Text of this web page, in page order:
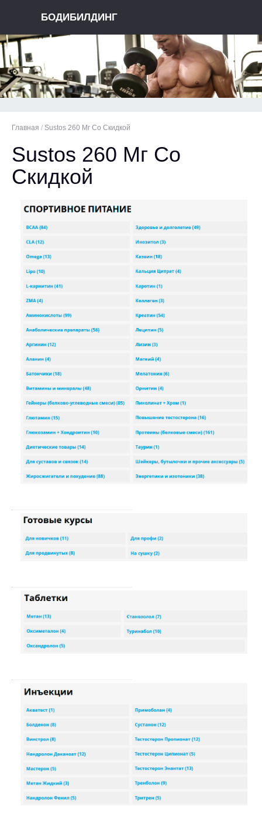
БОДИБИЛДИНГ
Главная / Sustos 260 Мг Со Скидкой
Sustos 260 Мг Со
Скидкой